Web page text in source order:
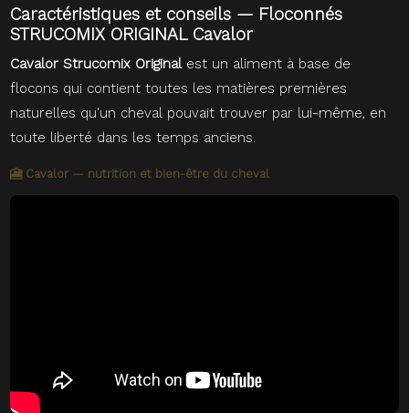
Caractéristiques et conseils — Floconnés
STRUCOMIX ORIGINAL Cavalor
Cavalor Strucomix Originalest un aliment à base de
flocons qui contient toutes les matières premières
naturelles qu'un cheval pouvait trouver par lui-même, en
toute liberté dans les temps anciens.
🎦 Cavalor — nutrition et bien-être du cheval